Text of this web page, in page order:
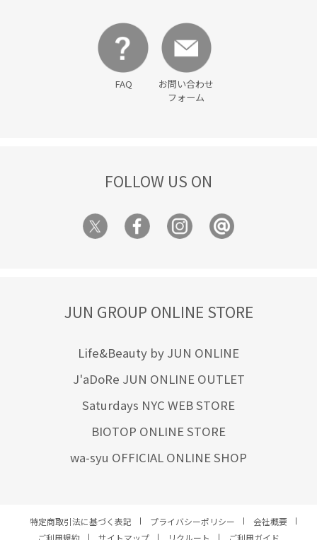
FAQ
お問い合わせ
フォーム
FOLLOW US ON
JUN GROUP ONLINE STORE
Life&Beauty by JUN ONLINE
J'aDoRe JUN ONLINE OUTLET
Saturdays NYC WEB STORE
BIOTOP ONLINE STORE
wa-syu OFFICIAL ONLINE SHOP
特定商取引法に基づく表記 プライバシーポリシー
会社概要
ご利用規約
サイトマップ リクルート ご利用ガイド